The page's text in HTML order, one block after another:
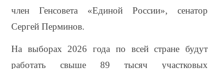
член Генсовета «Единой России», сенатор
Сергей Перминов.
На выборах 2026 года по всей стране будут
работать свыше 89 тысяч участковых